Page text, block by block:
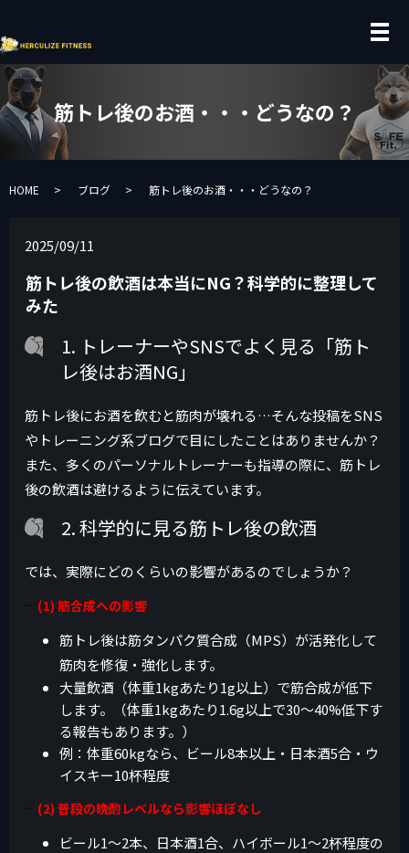
メ
筋トレ後のお酒・・・どうなの？
HOME ブログ 筋トレ後のお酒・・・どうなの？
2025/09/11
筋トレ後の飲酒は本当にNG？科学的に整理して
みた
1. トレーナーやSNSでよく見る「筋ト
レ後はお酒NG」
筋トレ後にお酒を飲むと筋肉が壊れる…そんな投稿をSNS
やトレーニング系ブログで目にしたことはありませんか？
また、多くのパーソナルトレーナーも指導の際に、筋トレ
後の飲酒は避けるように伝えています。
2. 科学的に見る筋トレ後の飲酒
では、実際にどのくらいの影響があるのでしょうか？
(1) 筋合成への影響
筋トレ後は筋タンパク質合成（MPS）が活発化して
筋肉を修復・強化します。
大量飲酒（体重1kgあたり1g以上）で筋合成が低下
します。（体重1kgあたり1.6g以上で30〜40%低下す
る報告もあります。）
例：体重60kgなら、ビール8本以上・日本酒5合・ウ
イスキー10杯程度
(2) 普段の晩酌レベルなら影響ほぼなし
ビール1〜2本、日本酒1合、ハイボール1〜2杯程度の